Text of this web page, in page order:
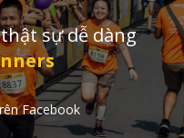
sự dễ dàng
Facebook